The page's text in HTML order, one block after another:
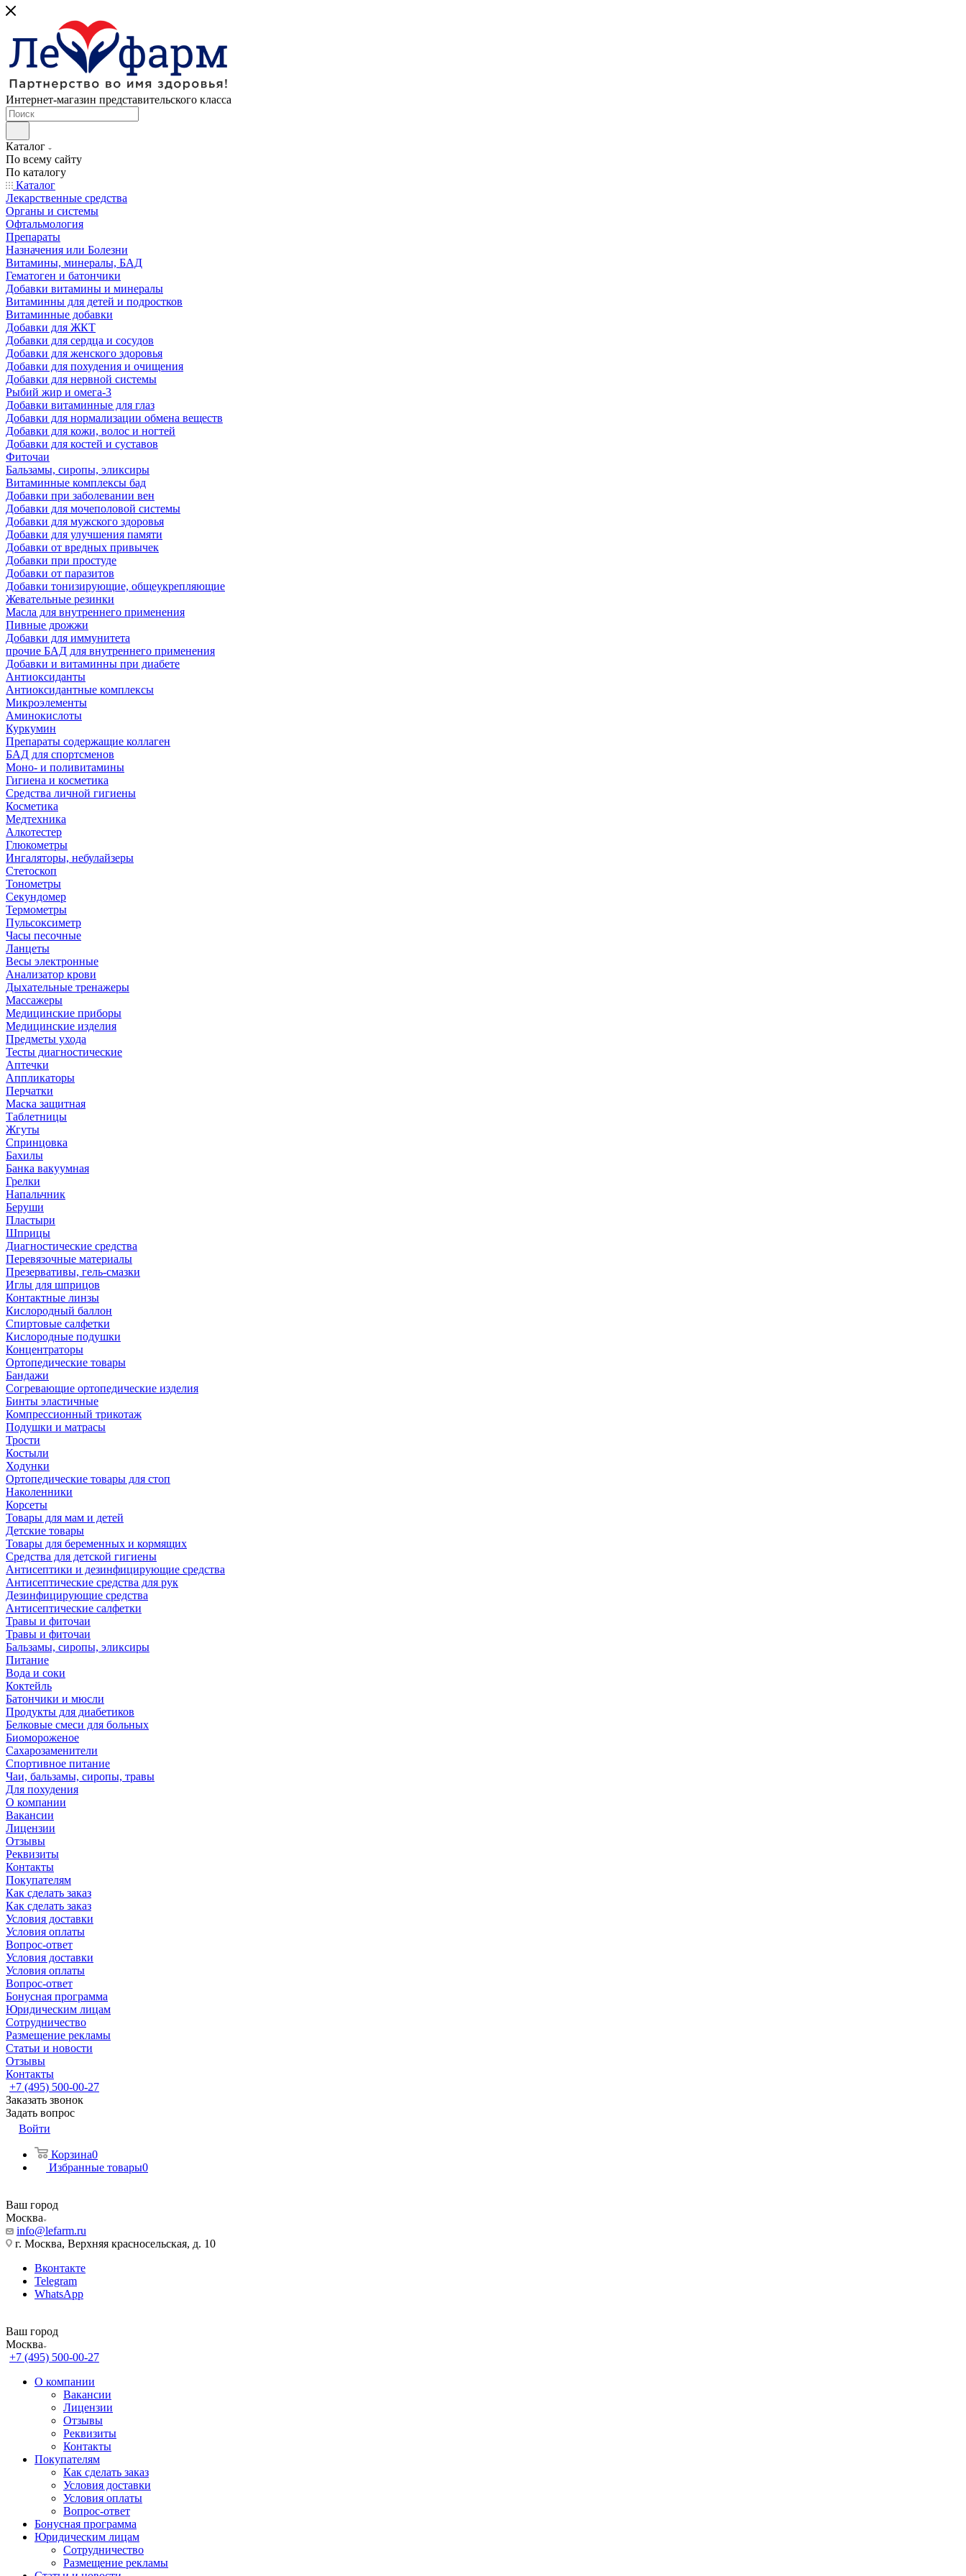
Интернет-магазин представительского класса
Каталог
По всему сайту
По каталогу
Каталог
Лекарственные средства
Органы и системы
Офтальмология
Препараты
Назначения или Болезни
Витамины, минералы, БАД
Гематоген и батончики
Добавки витамины и минералы
Витаминны для детей и подростков
Витаминные добавки
Добавки для ЖКТ
Добавки для сердца и сосудов
Добавки для женского здоровья
Добавки для похудения и очищения
Добавки для нервной системы
Рыбий жир и омега-3
Добавки витаминные для глаз
Добавки для нормализации обмена веществ
Добавки для кожи, волос и ногтей
Добавки для костей и суставов
Фиточаи
Бальзамы, сиропы, эликсиры
Витаминные комплексы бад
Добавки при заболевании вен
Добавки для мочеполовой системы
Добавки для мужского здоровья
Добавки для улучшения памяти
Добавки от вредных привычек
Добавки при простуде
Добавки от паразитов
Добавки тонизирующие, общеукрепляющие
Жевательные резинки
Масла для внутреннего применения
Пивные дрожжи
Добавки для иммунитета
прочие БАД для внутреннего применения
Добавки и витаминны при диабете
Антиоксиданты
Антиоксидантные комплексы
Микроэлементы
Аминокислоты
Куркумин
Препараты содержащие коллаген
БАД для спортсменов
Моно- и поливитамины
Гигиена и косметика
Средства личной гигиены
Косметика
Медтехника
Алкотестер
Глюкометры
Ингаляторы, небулайзеры
Стетоскоп
Тонометры
Секундомер
Термометры
Пульсоксиметр
Часы песочные
Ланцеты
Весы электронные
Анализатор крови
Дыхательные тренажеры
Массажеры
Медицинские приборы
Медицинские изделия
Предметы ухода
Тесты диагностические
Аптечки
Аппликаторы
Перчатки
Маска защитная
Таблетницы
Жгуты
Спринцовка
Бахилы
Банка вакуумная
Грелки
Напальчник
Беруши
Пластыри
Шприцы
Диагностические средства
Перевязочные материалы
Презервативы, гель-смазки
Иглы для шприцов
Контактные линзы
Кислородный баллон
Спиртовые салфетки
Кислородные подушки
Концентраторы
Ортопедические товары
Бандажи
Согревающие ортопедические изделия
Бинты эластичные
Компрессионный трикотаж
Подушки и матрасы
Трости
Костыли
Ходунки
Ортопедические товары для стоп
Наколенники
Корсеты
Товары для мам и детей
Детские товары
Товары для беременных и кормящих
Средства для детской гигиены
Антисептики и дезинфицирующие средства
Антисептические средства для рук
Дезинфицирующие средства
Антисептические салфетки
Травы и фиточаи
Травы и фиточаи
Бальзамы, сиропы, эликсиры
Питание
Вода и соки
Коктейль
Батончики и мюсли
Продукты для диабетиков
Белковые смеси для больных
Биомороженое
Сахарозаменители
Спортивное питание
Чаи, бальзамы, сиропы, травы
Для похудения
О компании
Вакансии
Лицензии
Отзывы
Реквизиты
Контакты
Покупателям
Как сделать заказ
Как сделать заказ
Условия доставки
Условия оплаты
Вопрос-ответ
Условия доставки
Условия оплаты
Вопрос-ответ
Бонусная программа
Юридическим лицам
Сотрудничество
Размещение рекламы
Статьи и новости
Отзывы
Контакты
+7 (495) 500-00-27
Заказать звонок
Задать вопрос
Войти
Корзина0
Избранные товары0
Ваш город
Москва
info@lefarm.ru
г. Москва, Верхняя красносельская, д. 10
Вконтакте
Telegram
WhatsApp
Ваш город
Москва
+7 (495) 500-00-27
О компании
Вакансии
Лицензии
Отзывы
Реквизиты
Контакты
Покупателям
Как сделать заказ
Условия доставки
Условия оплаты
Вопрос-ответ
Бонусная программа
Юридическим лицам
Сотрудничество
Размещение рекламы